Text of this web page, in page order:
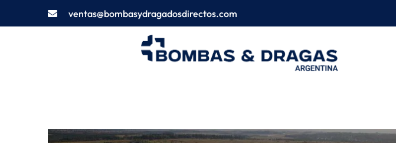
ventas@bombasydragadosdirectos.com